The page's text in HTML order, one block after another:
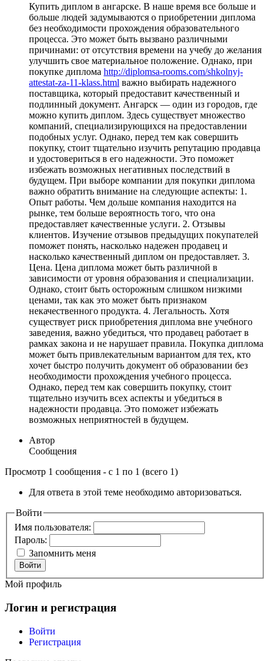
Купить диплом в ангарске. В наше время все больше и
больше людей задумываются о приобретении диплома
без необходимости прохождения образовательного
процесса. Это может быть вызвано различными
причинами: от отсутствия времени на учебу до желания
улучшить свое материальное положение. Однако, при
покупке диплома http://diplomsa-rooms.com/shkolnyj-
attestat-za-11-klass.html важно выбирать надежного
поставщика, который предоставит качественный и
подлинный документ. Ангарск — один из городов, где
можно купить диплом. Здесь существует множество
компаний, специализирующихся на предоставлении
подобных услуг. Однако, перед тем как совершить
покупку, стоит тщательно изучить репутацию продавца
и удостовериться в его надежности. Это поможет
избежать возможных негативных последствий в
будущем. При выборе компании для покупки диплома
важно обратить внимание на следующие аспекты: 1.
Опыт работы. Чем дольше компания находится на
рынке, тем больше вероятность того, что она
предоставляет качественные услуги. 2. Отзывы
клиентов. Изучение отзывов предыдущих покупателей
поможет понять, насколько надежен продавец и
насколько качественный диплом он предоставляет. 3.
Цена. Цена диплома может быть различной в
зависимости от уровня образования и специализации.
Однако, стоит быть осторожным слишком низкими
ценами, так как это может быть признаком
некачественного продукта. 4. Легальность. Хотя
существует риск приобретения диплома вне учебного
заведения, важно убедиться, что продавец работает в
рамках закона и не нарушает правила. Покупка диплома
может быть привлекательным вариантом для тех, кто
хочет быстро получить документ об образовании без
необходимости прохождения учебного процесса.
Однако, перед тем как совершить покупку, стоит
тщательно изучить всех аспекты и убедиться в
надежности продавца. Это поможет избежать
возможных неприятностей в будущем.
Автор
Сообщения
Просмотр 1 сообщения - с 1 по 1 (всего 1)
Для ответа в этой теме необходимо авторизоваться.
Войти
Имя пользователя:
Пароль:
Запомнить меня
Войти
Мой профиль
Логин и регистрация
Войти
Регистрация